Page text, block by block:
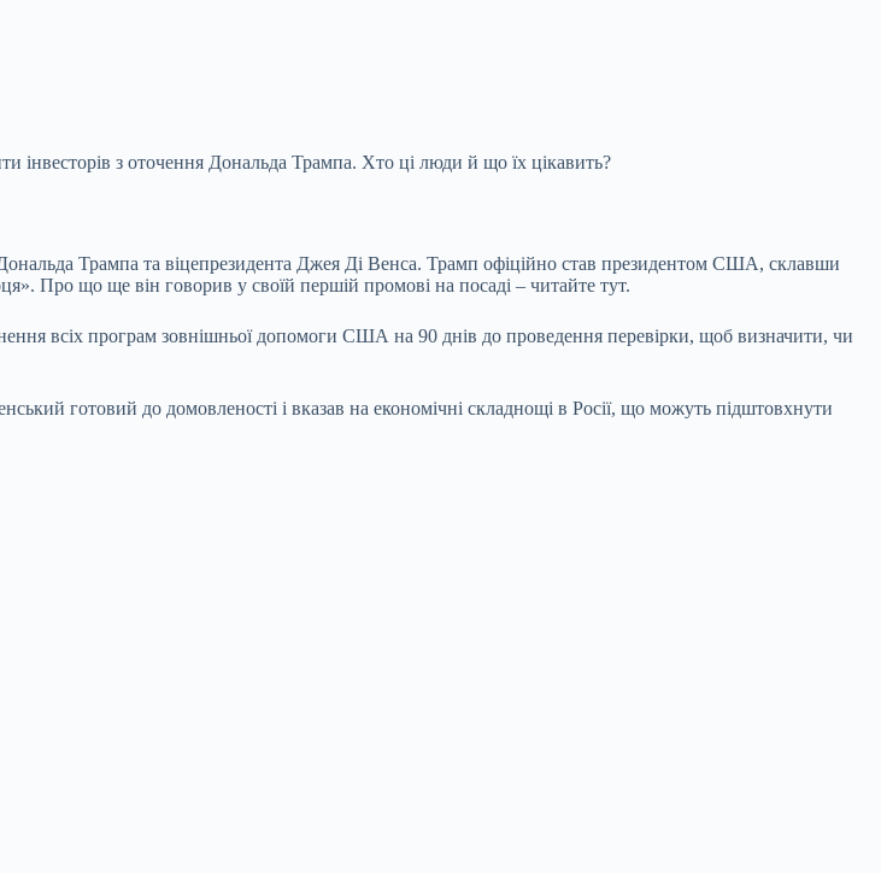
інвесторів з оточення Дональда Трампа. Хто ці люди й що їх цікавить?
Дональда Трампа та віцепрезидента Джея Ді Венса. Трамп офіційно став президентом США, склавши
Про що ще він говорив у своїй першій промові на посаді – читайте тут.
всіх програм зовнішньої допомоги США на 90 днів до проведення перевірки, щоб визначити, чи
готовий до домовленості і вказав на економічні складнощі в Росії, що можуть підштовхнути